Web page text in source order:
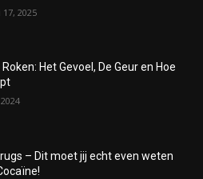
2025
Het Gevoel, De Geur en Hoe
– Dit moet jij echt even weten